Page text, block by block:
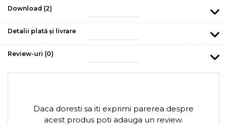
Download (2)
Detalii plată și livrare
Review-uri (0)
Daca doresti sa iti exprimi parerea despre
acest produs poti adauga un review.